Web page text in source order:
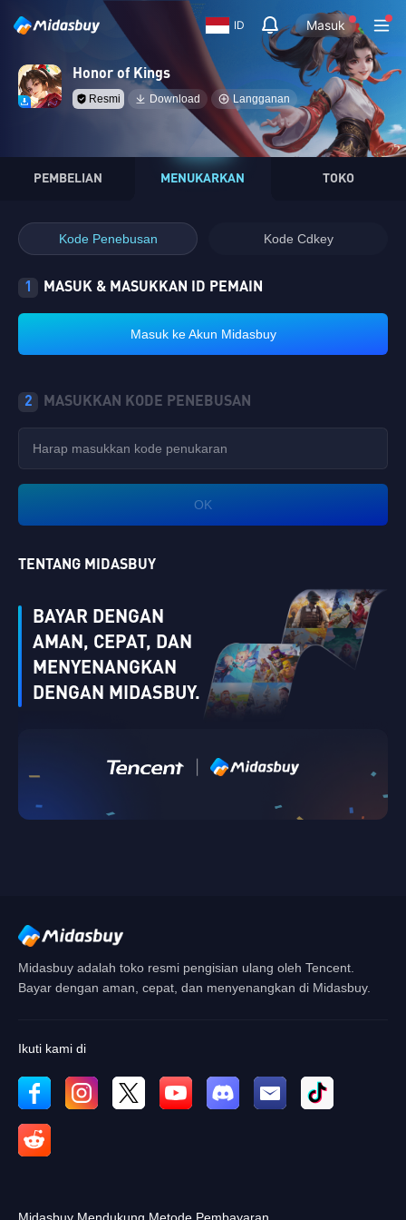
ID Masuk
Honor of Kings
Resmi Download Langganan
PEMBELIAN MENUKARKAN TOKO
Kode Penebusan Kode Cdkey
1 MASUK & MASUKKAN ID PEMAIN
Masuk ke Akun Midasbuy
2 MASUKKAN KODE PENEBUSAN
OK
TENTANG MIDASBUY
BAYAR DENGAN
AMAN, CEPAT, DAN
MENYENANGKAN
DENGAN MIDASBUY.
Midasbuy adalah toko resmi pengisian ulang oleh Tencent.
Bayar dengan aman, cepat, dan menyenangkan di Midasbuy.
Ikuti kami di